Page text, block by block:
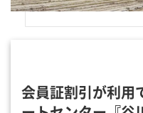
会員証割引が利